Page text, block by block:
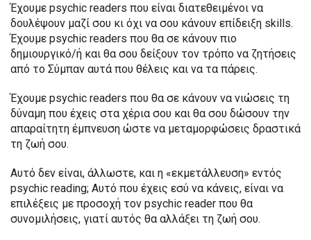
Έχουμε psychic readers που είναι διατεθειμένοι να
δουλέψουν μαζί σου κι όχι να σου κάνουν επίδειξη skills.
Έχουμε psychic readers που θα σε κάνουν πιο
δημιουργικό/ή και θα σου δείξουν τον τρόπο να ζητήσεις
από το Σύμπαν αυτά που θέλεις και να τα πάρεις.
Έχουμε psychic readers που θα σε κάνουν να νιώσεις τη
δύναμη που έχεις στα χέρια σου και θα σου δώσουν την
απαραίτητη έμπνευση ώστε να μεταμορφώσεις δραστικά
τη ζωή σου.
Αυτό δεν είναι, άλλωστε, και η «εκμετάλλευση» εντός
psychic reading; Αυτό που έχεις εσύ να κάνεις, είναι να
επιλέξεις με προσοχή τον psychic reader που θα
συνομιλήσεις, γιατί αυτός θα αλλάξει τη ζωή σου.